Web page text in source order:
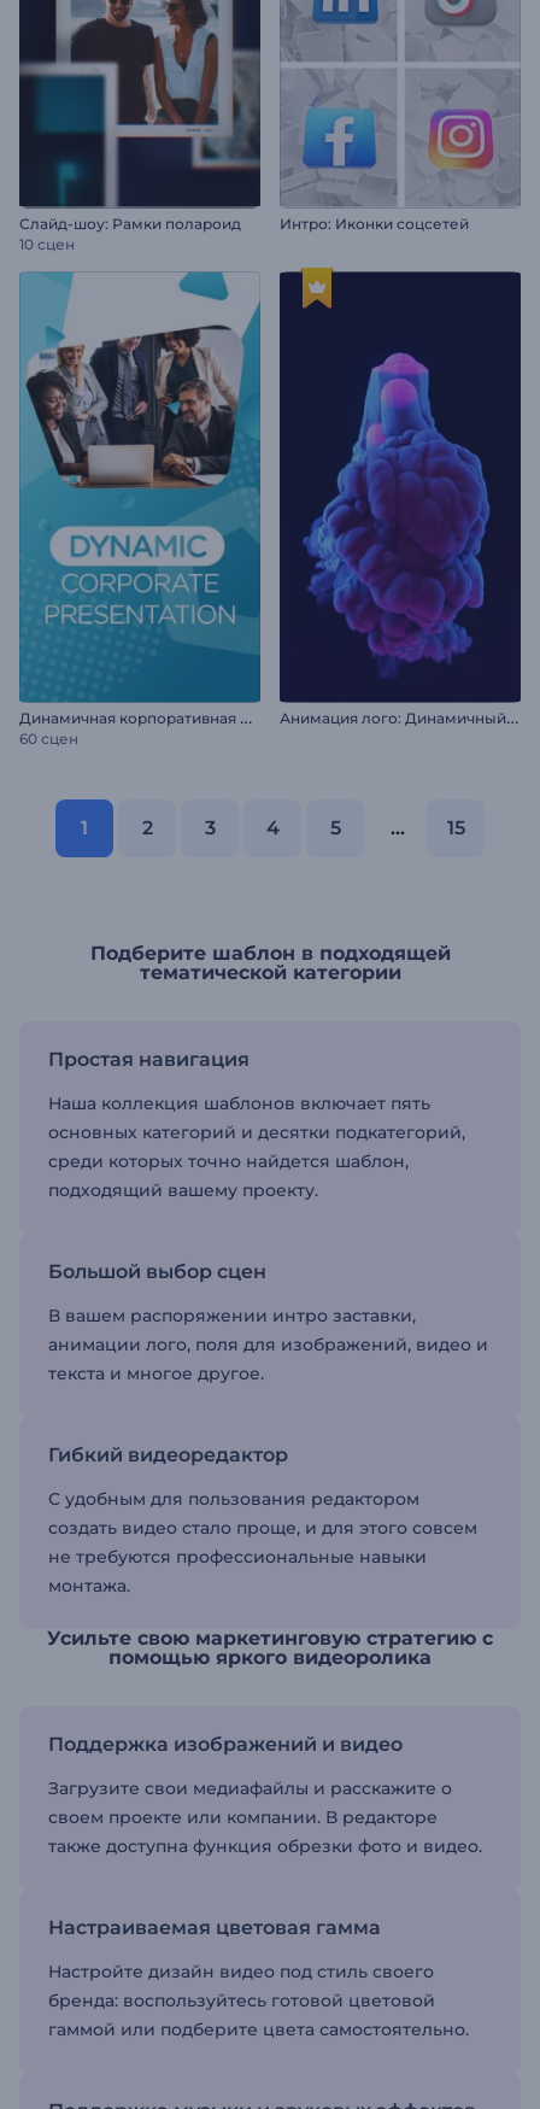
Слайд-шоу: Рамки полароид
10 сцен
Интро: Иконки соцсетей
Д
инамичная корпоративная презентация
60 сцен
А
нимация лого: Динамичный взрыв дыма
1 2 3 4 5 ... 15
Подберите шаблон в подходящей
тематической категории
Простая навигация
Наша коллекция шаблонов включает пять
основных категорий и десятки подкатегорий,
среди которых точно найдется шаблон,
подходящий вашему проекту.
Большой выбор сцен
В вашем распоряжении интро заставки,
анимации лого, поля для изображений, видео и
текста и многое другое.
Гибкий видеоредактор
С удобным для пользования редактором
создать видео стало проще, и для этого совсем
не требуются профессиональные навыки
монтажа.
Усильте свою маркетинговую стратегию с
помощью яркого видеоролика
Поддержка изображений и видео
Загрузите свои медиафайлы и расскажите о
своем проекте или компании. В редакторе
также доступна функция обрезки фото и видео.
Настраиваемая цветовая гамма
Настройте дизайн видео под стиль своего
бренда: воспользуйтесь готовой цветовой
гаммой или подберите цвета самостоятельно.